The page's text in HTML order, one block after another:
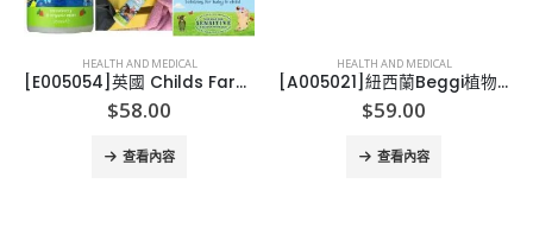
HEALTH AND MEDICAL
[E005054]英國 Childs Farm 3 in 1 Swim 250ml
$58.00
查看內容
HEALTH AND MEDICAL
[A005021]紐西蘭Beggi植物精油驅蚊香薰40g
$59.00
查看內容